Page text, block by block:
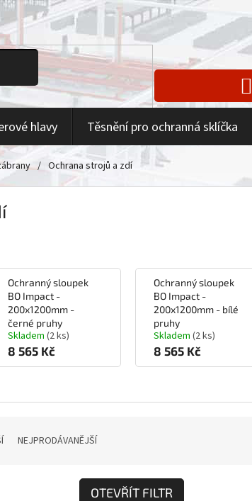
hlavy Těsnění pro ochranná sklíčka
/ Ochrana strojů a zdí
Ochranný sloupek
BO Impact -
200x1200mm -
černé pruhy
Skladem(2 ks)
8 565 Kč
Ochranný sloupek
BO Impact -
200x1200mm - bílé
pruhy
Skladem (2 ks)
8 565 Kč
NEJPRODÁVANĚJŠÍ
OTEVŘÍT FILTR